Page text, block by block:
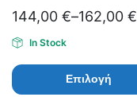
144,00 €–162,00 €
In Stock
Επιλογή